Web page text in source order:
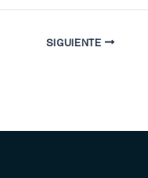
SIGUIENTE